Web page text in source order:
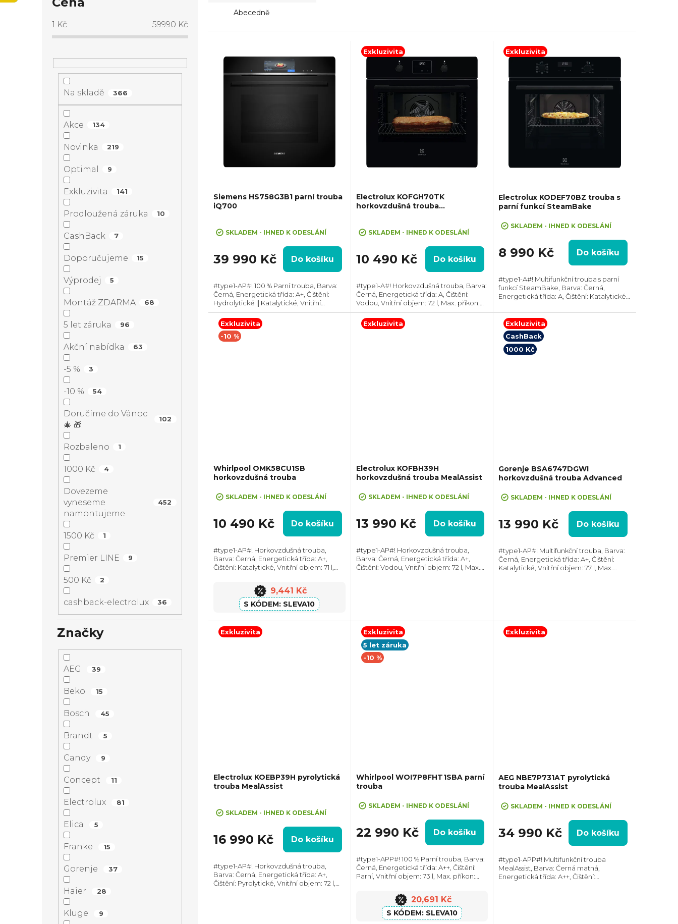
1 Kč 59990 Kč
Na skladě 366
Akce 134
Novinka 219
Optimal 9
Exkluzivita 141
Prodloužená záruka 10
CashBack 7
Doporučujeme 15
Výprodej 5
Montáž ZDARMA 68
5 let záruka 96
Akční nabídka 63
-5 % 3
-10 % 54
Doručíme do Vánoc
🎄 🎁
102
Rozbaleno 1
1000 Kč 4
Dovezeme
vyneseme
namontujeme
452
1500 Kč 1
Premier LINE 9
500 Kč 2
cashback-electrolux 36
Značky
AEG 39
Beko 15
Bosch 45
Brandt 5
Candy 9
Concept 11
Electrolux 81
Elica 5
Franke 15
Gorenje 37
Haier 28
Kluge 9
d
u
k
t
ů
Abecedně
r
o
d
u
k
Siemens HS758G3B1 parní trouba
iQ700
hodnocení
je
3,0
5
hvězdiček.
SKLADEM - IHNED K ODESLÁNÍ
39 990 Kč Do košíku
#type1-AP#! 100 % Parní trouba, Barva:
Černá, Energetická třída: A+, Čištění:
Hydrolytické || Katalytické, Vnitřní
objem: 71 l, Max. příkon: 3600 W,
Rozměry (VxŠxH): 595x594x548 mm,
Výbava:...
Exkluzivita
Electrolux KOFGH70TK
horkovzdušná trouba
hodnocení
je
5,0
5
hvězdiček.
SKLADEM - IHNED K ODESLÁNÍ
10 490 Kč Do košíku
#type1-A#! Horkovzdušná trouba, Barva:
Černá, Energetická třída: A, Čištění:
Vodou, Vnitřní objem: 72 l, Max. příkon:
2790 W, Gril , Rozměry (VxŠxH):
595x595x567 mm, Výbava: Teleskopický
výsuv,...
Exkluzivita
Electrolux KODEF70BZ trouba s
parní funkcí SteamBake
SKLADEM - IHNED K ODESLÁNÍ
8 990 Kč Do košíku
#type1-A#! Multifunkční trouba s parní
funkcí SteamBake, Barva: Černá,
Energetická třída: A, Čištění: Katalytické ||
příkon: 2750 W, Gril , Rozměry (VxŠxH):...
Exkluzivita
-10 %
Whirlpool OMK58CU1SB
horkovzdušná trouba
SKLADEM - IHNED K ODESLÁNÍ
10 490 Kč Do košíku
#type1-AP#! Horkovzdušná trouba,
Barva: Černá, Energetická třída: A+,
Čištění: Katalytické, Vnitřní objem: 71 l,
595x595x551 mm, Výbava: Teleskopický
9,441 Kč
SLEVA10
Exkluzivita
Electrolux KOFBH39H
horkovzdušná trouba MealAssist
SKLADEM - IHNED K ODESLÁNÍ
13 990 Kč Do košíku
#type1-AP#! Horkovzdušná trouba,
Barva: Černá, Energetická třída: A+,
Čištění: Vodou, Vnitřní objem: 72 l, Max.
Exkluzivita
CashBack
1000 Kč
Gorenje BSA6747DGWI
horkovzdušná trouba Advanced
stránkách gorenje.cz
SKLADEM - IHNED K ODESLÁNÍ
13 990 Kč Do košíku
#type1-AP#! Multifunkční trouba, Barva:
Černá, Energetická třída: A+, Čištění:
Katalytické, Vnitřní objem: 77 l, Max.
Exkluzivita
Electrolux KOEBP39H pyrolytická
trouba MealAssist
hodnocení
je
5,0
5
hvězdiček.
SKLADEM - IHNED K ODESLÁNÍ
16 990 Kč Do košíku
#type1-AP#! Horkovzdušná trouba,
Barva: Černá, Energetická třída: A+,
Čištění: Pyrolytické, Vnitřní objem: 72 l,
Exkluzivita
5 let záruka
-10 %
Whirlpool WOI7P8FHT1SBA parní
trouba
SKLADEM - IHNED K ODESLÁNÍ
22 990 Kč Do košíku
#type1-APP#! 100 % Parní trouba, Barva:
Černá, Energetická třída: A++, Čištění:
Parní, Vnitřní objem: 73 l, Max. příkon:
mm, Výbava: Teleskopický výsuv,...
20,691 Kč
SLEVA10
Exkluzivita
AEG NBE7P731AT pyrolytická
trouba MealAssist
SKLADEM - IHNED K ODESLÁNÍ
34 990 Kč Do košíku
#type1-APP#! Multifunkční trouba
MealAssist, Barva: Černá matná,
Energetická třída: A++, Čištění: